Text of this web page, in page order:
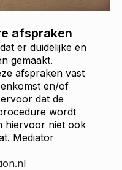
afspraken
er duidelijke en
gemaakt.
afspraken vast
en/of
dat de
wordt
hiervoor niet ook
Mediator